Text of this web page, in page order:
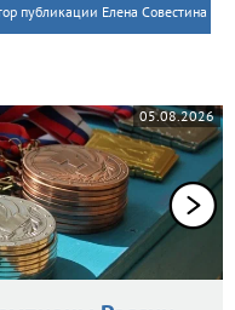
публикации Елена Совестина
05.08.2026